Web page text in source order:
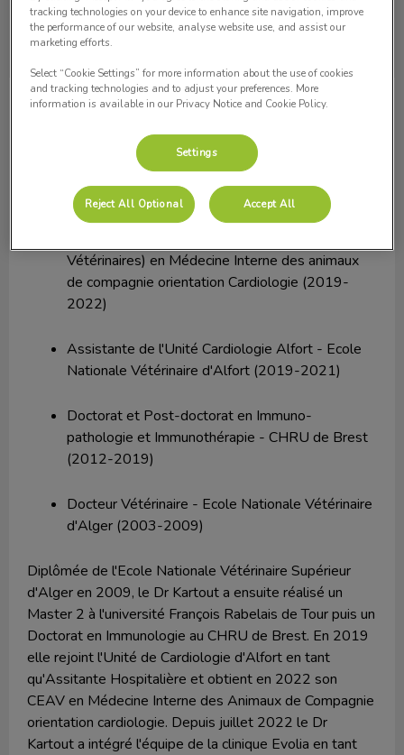
Dr KartoutCardiologie, Echocardiographie
Cardiologie, Echocardiographie
Vétérinaire (Ecole Nationale Vétérinaire d'Alger)
Vétérinaires) en Médecine Interne des animaux
de compagnie orientation Cardiologie (2019-
2022)
Assistante de l'Unité Cardiologie Alfort - Ecole
Nationale Vétérinaire d'Alfort (2019-2021)
Doctorat et Post-doctorat en Immuno-
pathologie et Immunothérapie - CHRU de Brest
(2012-2019)
Docteur Vétérinaire - Ecole Nationale Vétérinaire
d'Alger (2003-2009)
Diplômée de l'Ecole Nationale Vétérinaire Supérieur
d'Alger en 2009, le Dr Kartout a ensuite réalisé un
Master 2 à l'université François Rabelais de Tour puis un
Doctorat en Immunologie au CHRU de Brest. En 2019
elle rejoint l'Unité de Cardiologie d'Alfort en tant
qu'Assitante Hospitalière et obtient en 2022 son
CEAV en Médecine Interne des Animaux de Compagnie
orientation cardiologie. Depuis juillet 2022 le Dr
Kartout a intégré l'équipe de la clinique Evolia en tant
tracking technologies on your device to enhance site navigation, improve
the performance of our website, analyse website use, and assist our
marketing efforts.
Select “Cookie Settings” for more information about the use of cookies
and tracking technologies and to adjust your preferences. More
information is available in our Privacy Notice and Cookie Policy.
Settings
Reject All Optional Accept All